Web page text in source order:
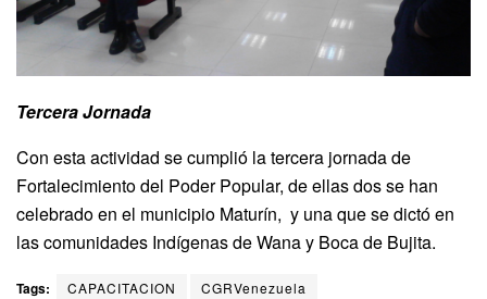
Tercera Jornada
Con esta actividad se cumplió la tercera jornada de
Fortalecimiento del Poder Popular, de ellas dos se han
celebrado en el municipio Maturín, y una que se dictó en
las comunidades Indígenas de Wana y Boca de Bujita.
Tags: CAPACITACION
CGRVenezuela